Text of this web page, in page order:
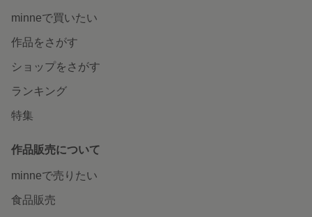
minneで買いたい
作品をさがす
ショップをさがす
ランキング
特集
作品販売について
minneで売りたい
食品販売